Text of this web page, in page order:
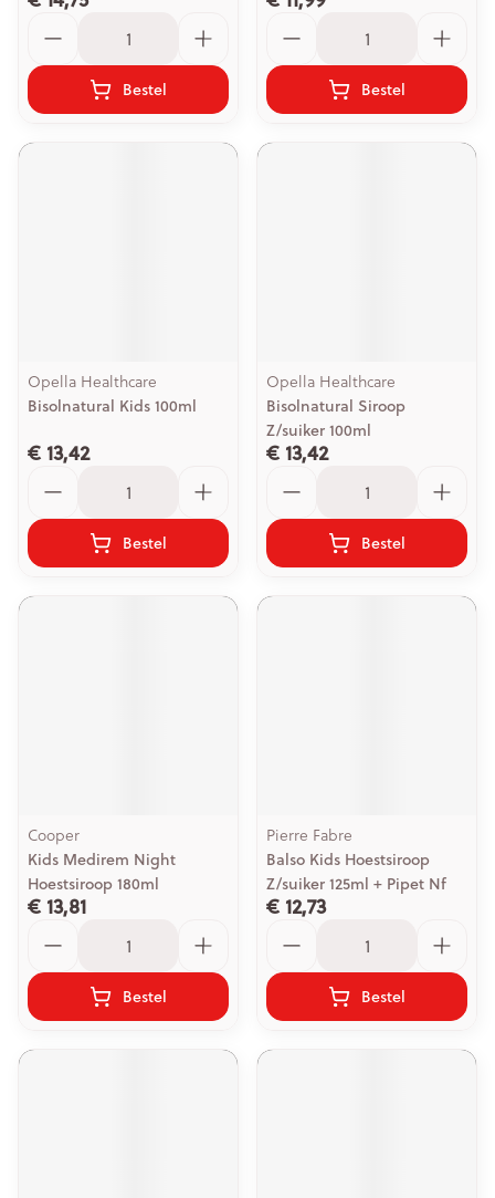
Bestel Bestel
Opella Healthcare
Bisolnatural Kids 100ml
€ 13,42
Bestel
Opella Healthcare
Bisolnatural Siroop
Z/suiker 100ml
€ 13,42
Bestel
Cooper
Kids Medirem Night
Hoestsiroop 180ml
€ 13,81
Bestel
Pierre Fabre
Balso Kids Hoestsiroop
Z/suiker 125ml + Pipet Nf
€ 12,73
Bestel